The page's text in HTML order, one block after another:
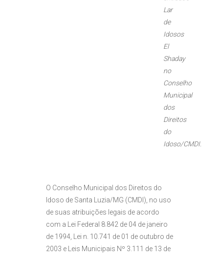
Lar
de
Idosos
El
Shaday
no
Conselho
Municipal
dos
Direitos
do
Idoso/CMDI.
O Conselho Municipal dos Direitos do
Idoso de Santa Luzia/MG (CMDI), no uso
de suas atribuições legais de acordo
com a Lei Federal 8.842 de 04 de janeiro
de 1994, Lei n. 10.741 de 01 de outubro de
2003 e Leis Municipais Nº 3.111 de 13 de